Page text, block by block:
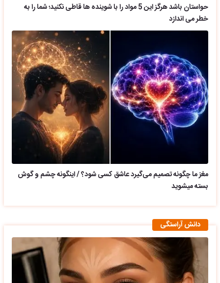
حواستان باشد هرگز این 5 مواد را با شوینده ها قاطی نکنید؛ شما را به
خطر می اندازد
مغز ما چگونه تصمیم می‌گیرد عاشق کسی شود؟ / اینگونه چشم و گوش
بسته میشوید
دانش آراستگی